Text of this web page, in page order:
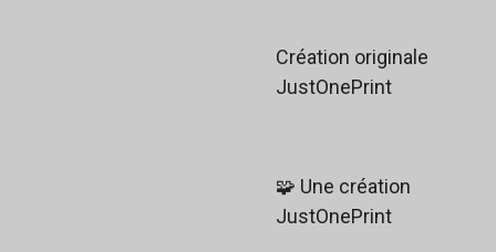
Création originale
JustOnePrint
🧩 Une création
JustOnePrint